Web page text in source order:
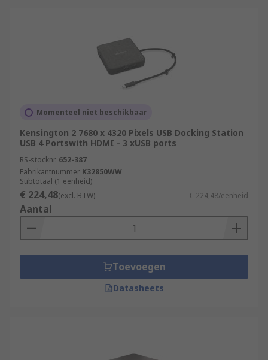
Momenteel niet beschikbaar
Kensington 2 7680 x 4320 Pixels USB Docking Station
USB 4 Portswith HDMI - 3 xUSB ports
RS-stocknr. 652-387
Fabrikantnummer K32850WW
Subtotaal (1 eenheid)
€ 224,48(excl. BTW) € 224,48/eenheid
Aantal
Toevoegen
Datasheets